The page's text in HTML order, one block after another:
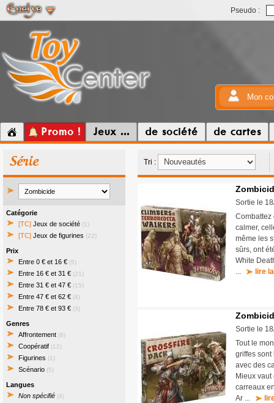
Pseudo :
Mon
Promo ! Jeux ... de société de cartes
Série
Catégorie
[TC] Jeux de société (1)
[TC] Jeux de figurines (22)
Prix
Entre 0 € et 16 € (5)
Entre 16 € et 31 € (21)
Entre 31 € et 47 € (15)
Entre 47 € et 62 € (4)
Entre 78 € et 93 € (3)
Genres
Affrontement (8)
Coopératif (12)
Figurines (1)
Scénario (5)
Langues
Non spécifié (4)
Tri :
Sortie le
Combattez
calmer,
même les
sûrs, ont
White
...
lire
Sortie le
Tout le
griffes
avec des
Mieux
carreaux
Ar ...